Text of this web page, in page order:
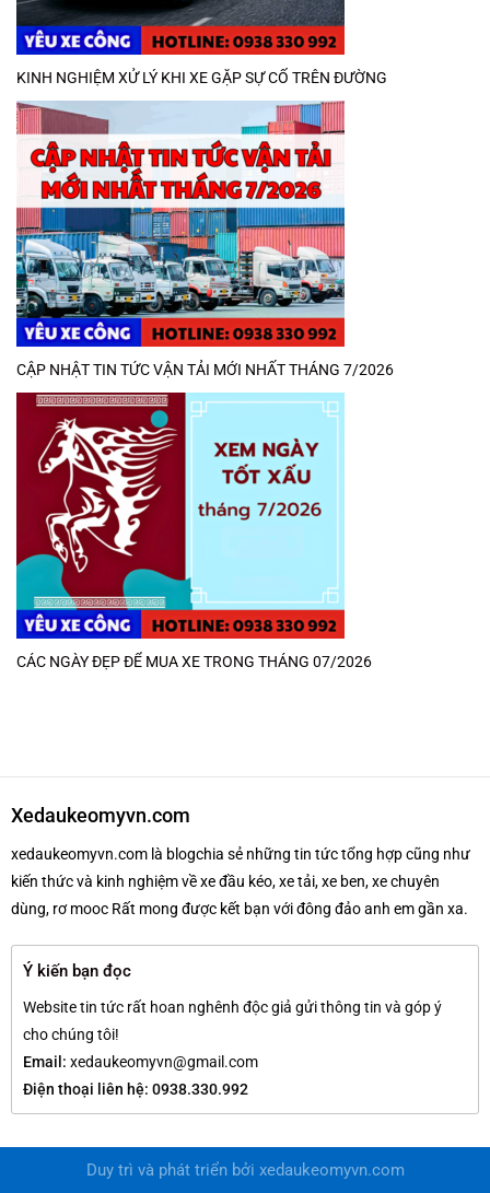
KINH NGHIỆM XỬ LÝ KHI XE GẶP SỰ CỐ TRÊN ĐƯỜNG
CẬP NHẬT TIN TỨC VẬN TẢI MỚI NHẤT THÁNG 7/2026
CÁC NGÀY ĐẸP ĐỂ MUA XE TRONG THÁNG 07/2026
Xedaukeomyvn.com
xedaukeomyvn.com là blogchia sẻ những tin tức tổng hợp cũng như
kiến thức và kinh nghiệm về xe đầu kéo, xe tải, xe ben, xe chuyên
dùng, rơ mooc Rất mong được kết bạn với đông đảo anh em gần xa.
Ý kiến bạn đọc
Website tin tức rất hoan nghênh độc giả gửi thông tin và góp ý
cho chúng tôi!
Email: xedaukeomyvn@gmail.com
Điện thoại liên hệ: 0938.330.992
Duy trì và phát triển bởi xedaukeomyvn.com